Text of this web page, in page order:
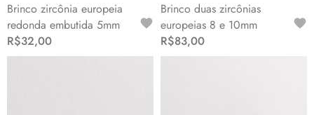
Brinco zircônia europeia
redonda embutida 5mm
R$32,00
Brinco duas zircônias
europeias 8 e 10mm
R$83,00